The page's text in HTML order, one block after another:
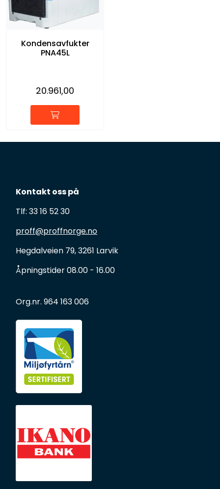
Kondensavfukter
PNA45L
20.961,00
Kontakt oss på
Tlf: 33 16 52 30
proff@proffnorge.no
Hegdalveien 79, 3261 Larvik
Åpningstider 08.00 - 16.00
Org.nr. 964 163 006